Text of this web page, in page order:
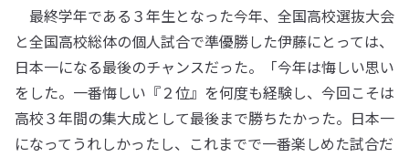
最終学年である３年生となった今年、全国高校選抜大会
と全国高校総体の個人試合で準優勝した伊藤にとっては、
日本一になる最後のチャンスだった。「今年は悔しい思い
をした。一番悔しい『２位』を何度も経験し、今回こそは
高校３年間の集大成として最後まで勝ちたかった。日本一
になってうれしかったし、これまでで一番楽しめた試合だ